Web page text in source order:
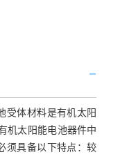
受体材料是有机太阳
机太阳能电池器件中
须具备以下特点：较